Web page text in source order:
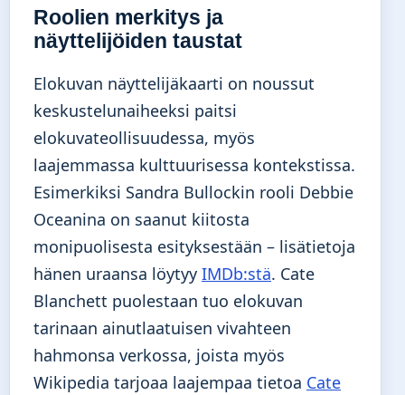
Roolien merkitys ja
näyttelijöiden taustat
Elokuvan näyttelijäkaarti on noussut
keskustelunaiheeksi paitsi
elokuvateollisuudessa, myös
laajemmassa kulttuurisessa kontekstissa.
Esimerkiksi Sandra Bullockin rooli Debbie
Oceanina on saanut kiitosta
monipuolisesta esityksestään – lisätietoja
hänen uraansa löytyy IMDb:stä. Cate
Blanchett puolestaan tuo elokuvan
tarinaan ainutlaatuisen vivahteen
hahmonsa verkossa, joista myös
Wikipedia tarjoaa laajempaa tietoa Cate